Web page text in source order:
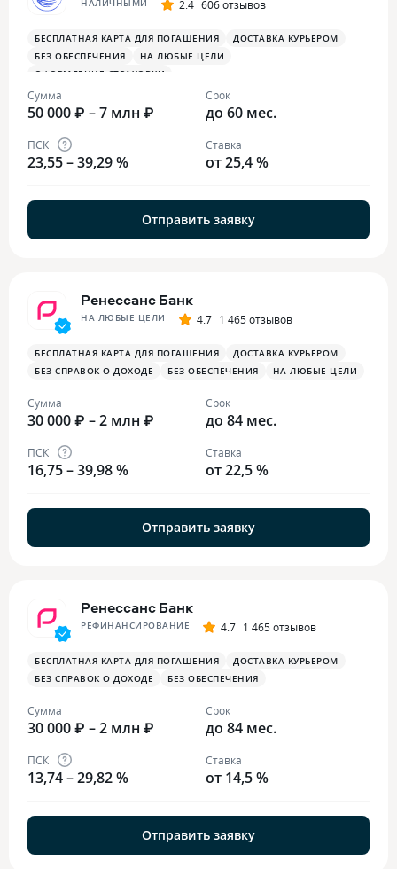
НАЛИЧНЫМИ 2.4 606 отзывов
БЕСПЛАТНАЯ КАРТА ДЛЯ ПОГАШЕНИЯ
ДОСТАВКА КУРЬЕРОМ
БЕЗ ОБЕСПЕЧЕНИЯ
НА ЛЮБЫЕ ЦЕЛИ
ОФОРМЛЕНИЕ СТРАХОВКИ
Сумма
50 000 ₽ – 7 млн ₽
Срок
до 60 мес.
ПСК
23,55 – 39,29 %
Ставка
от 25,4 %
Отправить заявку
Ренессанс Банк
НА ЛЮБЫЕ ЦЕЛИ 4.7 1 465 отзывов
БЕСПЛАТНАЯ КАРТА ДЛЯ ПОГАШЕНИЯ
ДОСТАВКА КУРЬЕРОМ
БЕЗ СПРАВОК О ДОХОДЕ
БЕЗ ОБЕСПЕЧЕНИЯ НА ЛЮБЫЕ ЦЕЛИ
Сумма
30 000 ₽ – 2 млн ₽
Срок
до 84 мес.
ПСК
16,75 – 39,98 %
Ставка
от 22,5 %
Отправить заявку
Ренессанс Банк
РЕФИНАНСИРОВАНИЕ 4.7 1 465 отзывов
БЕСПЛАТНАЯ КАРТА ДЛЯ ПОГАШЕНИЯ
ДОСТАВКА КУРЬЕРОМ
БЕЗ СПРАВОК О ДОХОДЕ
БЕЗ ОБЕСПЕЧЕНИЯ
Сумма
30 000 ₽ – 2 млн ₽
Срок
до 84 мес.
ПСК
13,74 – 29,82 %
Ставка
от 14,5 %
Отправить заявку